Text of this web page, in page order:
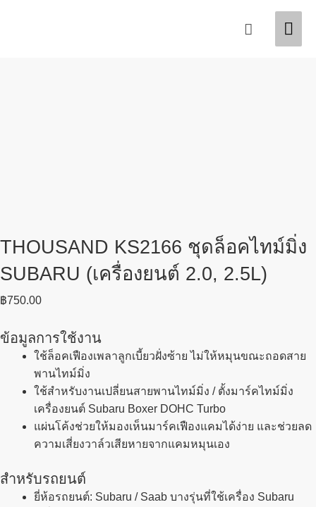
Search
THOUSAND KS2166 ชุดล็อคไทม์มิ่ง
SUBARU (เครื่องยนต์ 2.0, 2.5L)
฿750.00
ข้อมูลการใช้งาน
ใช้ล็อคเฟืองเพลาลูกเบี้ยวฝั่งซ้าย ไม่ให้หมุนขณะถอดสาย
พานไทม์มิ่ง
ใช้สำหรับงานเปลี่ยนสายพานไทม์มิ่ง / ตั้งมาร์คไทม์มิ่ง
เครื่องยนต์ Subaru Boxer DOHC Turbo
แผ่นโค้งช่วยให้มองเห็นมาร์คเฟืองแคมได้ง่าย และช่วยลด
ความเสี่ยงวาล์วเสียหายจากแคมหมุนเอง
สำหรับรถยนต์
ยี่ห้อรถยนต์: Subaru / Saab บางรุ่นที่ใช้เครื่อง Subaru